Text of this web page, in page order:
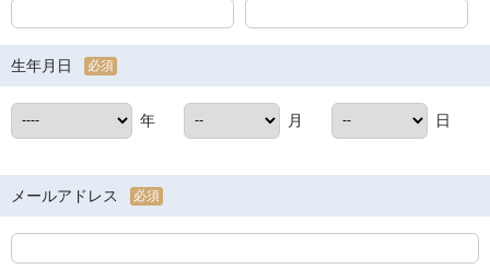
生年月日 必須
年 月 日
メールアドレス 必須